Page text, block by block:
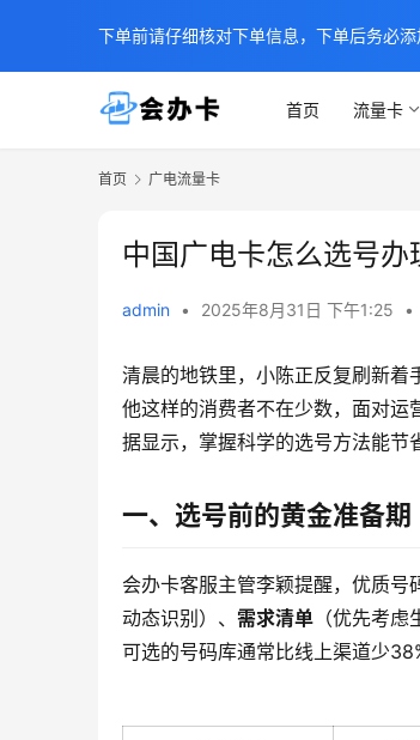
首页 流量卡
首页 广电流量卡
中国广电卡怎么选号
admin • 2025年8月31日 下午1:25 •
清晨的地铁里，小陈正反复刷新
他这样的消费者不在少数，面对运
据显示，掌握科学的选号方法能节
一、选号前的黄金准备期
会办卡客服主管李颖提醒，优质号
动态识别）、 需求清单 （优先考
可选的号码库通常比线上渠道少
下单前请仔细核对下单信息，下单后务必